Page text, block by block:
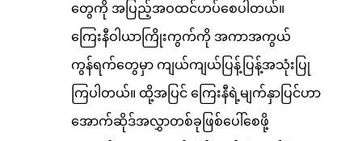
တွေကို အပြည့်အဝထင်ဟပ်စေပါတယ်။
ကြေးနီဝါယာကြိုးကွက်ကို အကာအကွယ်
ကွန်ရက်တွေမှာ ကျယ်ကျယ်ပြန့်ပြန့်အသုံးပြု
ကြပါတယ်။ ထို့အပြင် ကြေးနီရဲ့မျက်နှာပြင်ဟာ
အောက်ဆိုဒ်အလွှာတစ်ခုဖြစ်ပေါ်စေဖို့